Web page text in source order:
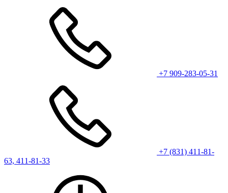
+7 909-283-05-31
+7 (831) 411-81-
63, 411-81-33